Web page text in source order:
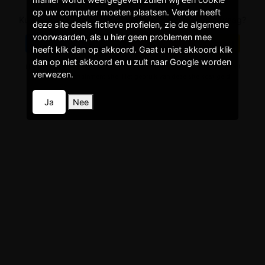
op uw computer moeten plaatsen. Verder heeft
deze site deels fictieve profielen, zie de algemene
voorwaarden, als u hier geen problemen mee
heeft klik dan op akkoord. Gaat u niet akkoord klik
dan op niet akkoord en u zult naar Google worden
verwezen.
Ja Nee
Kunnen wij je van dienst zijn of heb je gewoon een vraag?
Voorwaarden Privacy Faq/Helpdesk Contact
Het gebruik van de website is voor eigen risico! Lees de voorwaarden!
Dit is een entertainment site! Het gebruik van deze site kost geld!